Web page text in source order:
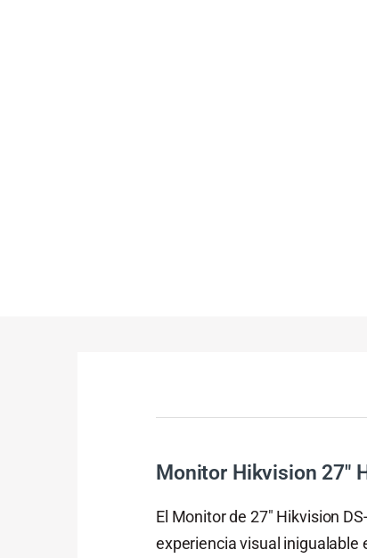
Monitor Hikvision 27″
El Monitor de 27″ Hikvision
experiencia visual inigualable